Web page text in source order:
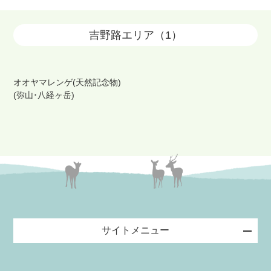
吉野路エリア（1）
オオヤマレンゲ(天然記念物)
(弥山･八経ヶ岳)
サイトメニュー